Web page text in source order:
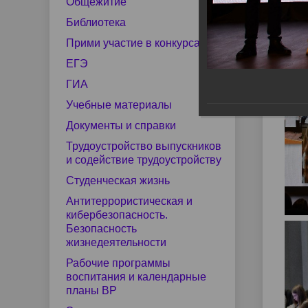
Структура
Сведения о доходах
Фото-галерея
Виртуальная приемная
Добровольные пожертвования
Наши выпускники
Документы и справки
Рабочие программы воспитания
и календарные планы ВР
помощь
Студенческий спортивный клуб
Импульс
Конкурсная деятельность
Библиотека
Прими участие в конкурсах
ЕГЭ
ГИА
Учебные материалы
Документы и справки
Трудоустройство выпускников
и содействие трудоустройству
Студенческая жизнь
Антитеррористическая и
кибербезопасность.
Безопасность
жизнедеятельности
Рабочие программы
воспитания и календарные
планы ВР